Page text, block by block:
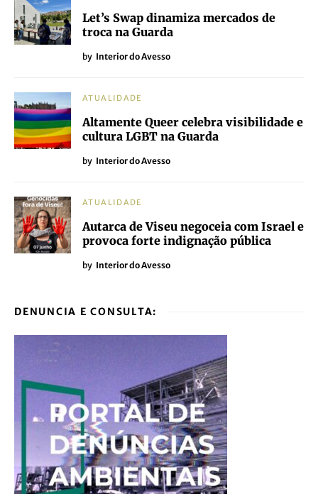
Let’s Swap dinamiza mercados de
troca na Guarda
by Interior do Avesso
ATUALIDADE
Altamente Queer celebra visibilidade e
cultura LGBT na Guarda
by Interior do Avesso
ATUALIDADE
Autarca de Viseu negoceia com Israel e
provoca forte indignação pública
by Interior do Avesso
DENUNCIA E CONSULTA: